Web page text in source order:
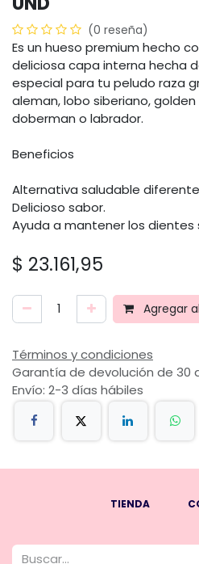
(0 reseña)
Es un hueso premium hecho
deliciosa capa interna hecha
especial para tu peludo raza
aleman, lobo siberiano,
doberman o labrador.
Beneficios
Alternativa saludable
Delicioso sabor.
Ayuda a mantener los dientes
$ 23.161,95
Agregar
Términos y condiciones
Garantía de devolución de 30
Envío: 2-3 días hábiles
TIENDA